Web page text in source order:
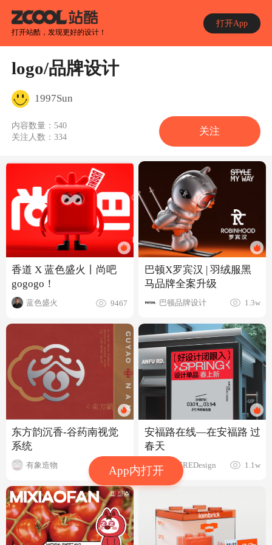
打开站酷，发现更好的设计！
打开App
App内打开
logo/品牌设计
1997Sun
内容数量： 540
关注人数：334
关注
香道 X 蓝色盛火丨尚吧
gogogo！
蓝色盛火 9467
东方韵沉香-谷药南视觉
系统
有象造物 4032
巴顿X罗宾汉 | 羽绒服黑
马品牌全案升级
巴顿品牌设计 1.3w
安福路在线—在安福路 过
春天
小红书REDesign 1.1w